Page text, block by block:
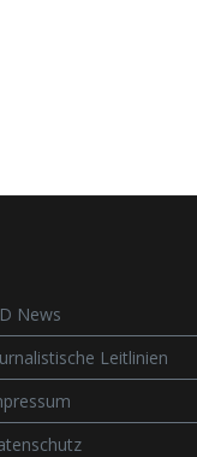
News
Leitlinien